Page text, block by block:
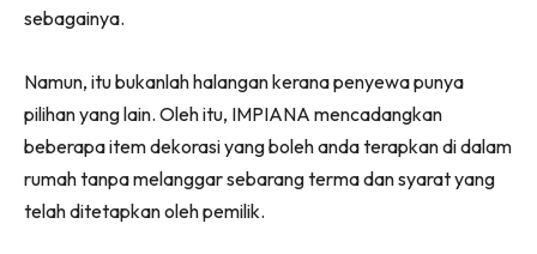
Landed
Video
Beli Di Mana
Buat Sendiri
Ilham Impiana
sebagainya.
Namun, itu bukanlah halangan kerana penyewa punya
pilihan yang lain. Oleh itu, IMPIANA mencadangkan
beberapa item dekorasi yang boleh anda terapkan di dalam
rumah tanpa melanggar sebarang terma dan syarat yang
telah ditetapkan oleh pemilik.